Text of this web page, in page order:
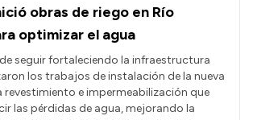
obras de riego en Río
optimizar el agua
seguir fortaleciendo la infraestructura
los trabajos de instalación de la nueva
revestimiento e impermeabilización que
las pérdidas de agua, mejorando la